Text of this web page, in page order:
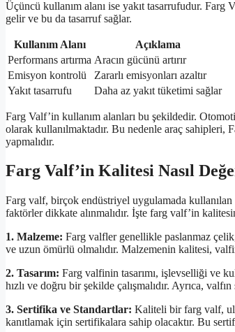
Üçüncü kullanım alanı ise yakıt tasarrufudur. Farg
gelir ve bu da tasarruf sağlar.
Kullanım Alanı
Açıklama
Performans artırma Aracın gücünü artırır
Emisyon kontrolü
Zararlı emisyonları azaltır
Yakıt tasarrufu
Daha az yakıt tüketimi sağlar
Farg Valf’in kullanım alanları bu şekildedir.
olarak kullanılmaktadır. Bu nedenle araç sahipleri,
yapmalıdır.
Farg Valf’in Kalitesi Nasıl
Farg valf, birçok endüstriyel uygulamada
faktörler dikkate alınmalıdır. İşte farg valf’in
1. Malzeme: Farg valfler genellikle paslanmaz
ve uzun ömürlü olmalıdır. Malzemenin kalitesi,
2. Tasarım: Farg valfinin tasarımı, işlevselliği ve
hızlı ve doğru bir şekilde çalışmalıdır. Ayrıca,
3. Sertifika ve Standartlar: Kaliteli bir farg valf,
kanıtlamak için sertifikalara sahip olacaktır. Bu